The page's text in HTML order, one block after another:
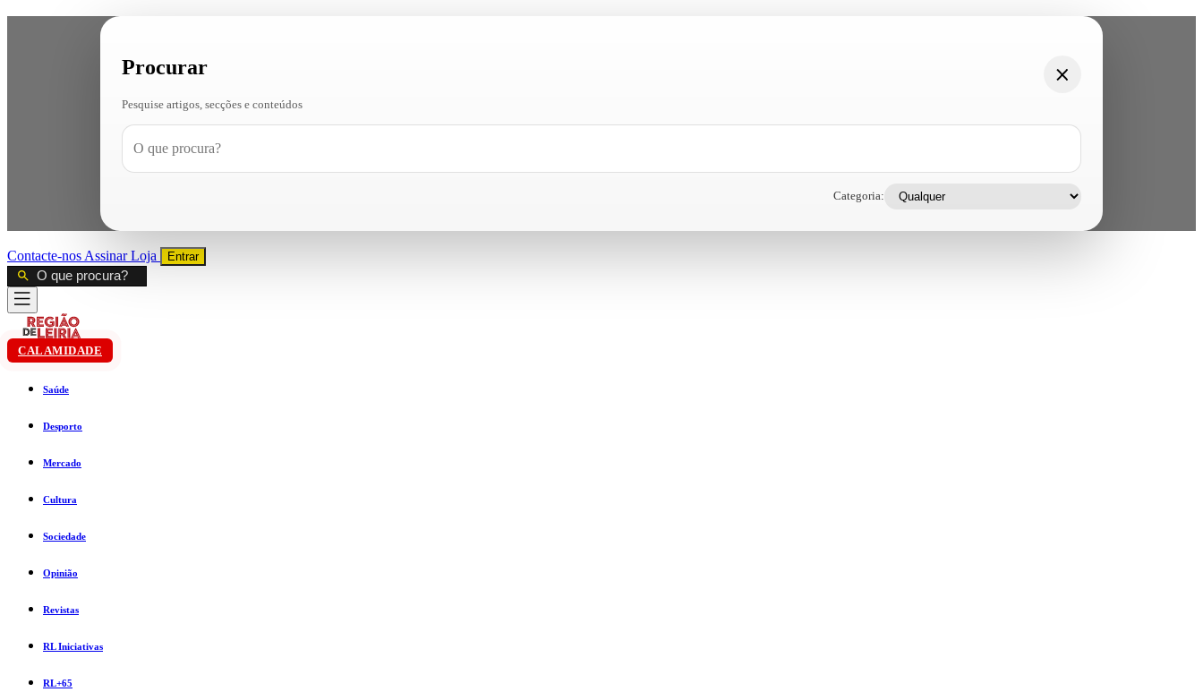
Procurar
Pesquise artigos, secções e conteúdos
Categoria:
Contacte-nos AssinarLoja Entrar
CALAMIDADE
Saúde
Desporto
Mercado
Cultura
Sociedade
Opinião
Revistas
RL Iniciativas
RL+65